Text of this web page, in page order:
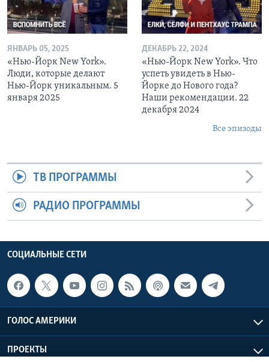
ЯНВАРЬ 05, 2025
«Нью-Йорк New York».
Люди, которые делают
Нью-Йорк уникальным. 5
января 2025
ДЕКАБРЬ 22, 2024
«Нью-Йорк New York». Что
успеть увидеть в Нью-
Йорке до Нового года?
Наши рекомендации. 22
декабря 2024
Все эпизоды
ТВ ПРОГРАММЫ
РАДИО ПРОГРАММЫ
СОЦИАЛЬНЫЕ СЕТИ
ГОЛОС АМЕРИКИ
ПРОЕКТЫ